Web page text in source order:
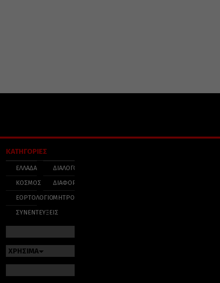
ΚΑΤΗΓΟΡΙΕΣ
ΕΛΛΑΔΑ
ΚΟΣΜΟΣ
ΕΟΡΤΟΛΟΓΙΟ
ΣΥΝΕΝΤΕΥΞΕΙΣ
ΔΙΑΛΟΓΟΣ
ΔΙΑΦΟΡΑ
ΜΗΤΡΟΠΟΛΕΙΣ
ΧΡΗΣΙΜΑ